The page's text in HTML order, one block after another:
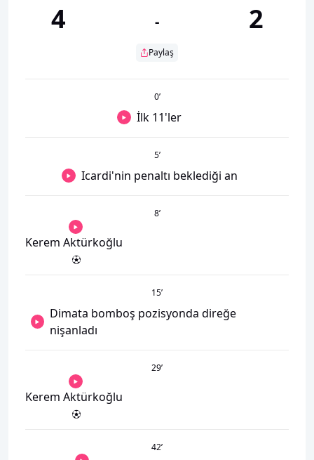
4 -
Paylaş
2
0’
İlk 11'ler
5’
Icardi'nin penaltı beklediği an
8’
Kerem Aktürkoğlu
15’
Dimata bomboş pozisyonda direğe
nişanladı
29’
Kerem Aktürkoğlu
42’